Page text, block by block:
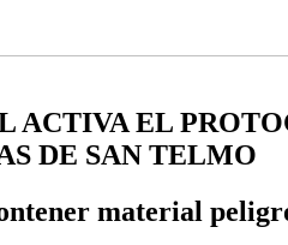
EL
DE SAN TELMO
material